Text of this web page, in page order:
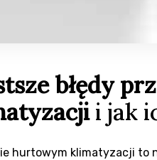
błędy
i jak
hurtowym klimatyzacji to